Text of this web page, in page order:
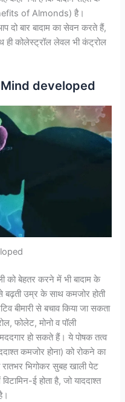
of Almonds) है।
दो बार बादाम का सेवन करते हैं,
ही कोलेस्ट्रॉल लेवल भी कंट्रोल
Mind developed
को बेहतर करने में भी बादाम के
उम्र के साथ कमजोर होती
बीमारी से बचाव किया जा सकता
फोलेट, मोनो व पॉली
हो सकते हैं। ये पोषक तत्व
कमजोर होना) को रोकने का
भिगोकर सुबह खाली पेट
ई होता है, जो याददाश्त